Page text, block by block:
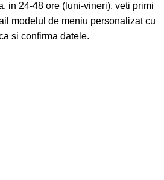
in 24-48 ore (luni-vineri), veti primi
modelul de meniu personalizat cu
si confirma datele.